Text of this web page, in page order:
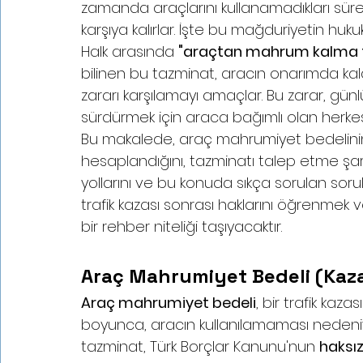
zamanda araçlarını kullanamadıkları
karşıya kalırlar. İşte bu mağduriyetin
Halk arasında "araçtan mahrum kalma
bilinen bu tazminat, aracın onarımda
zararı karşılamayı amaçlar. Bu zarar,
sürdürmek için araca bağımlı olan
Bu makalede, araç mahrumiyet
hesaplandığını, tazminatı talep etme
yollarını ve bu konuda sıkça sorulan
trafik kazası sonrası haklarını
bir rehber niteliği taşıyacaktır.
Araç Mahrumiyet Bedeli
Araç mahrumiyet bedeli, bir trafik
boyunca, aracın kullanılamaması
tazminat, Türk Borçlar Kanunu'nun